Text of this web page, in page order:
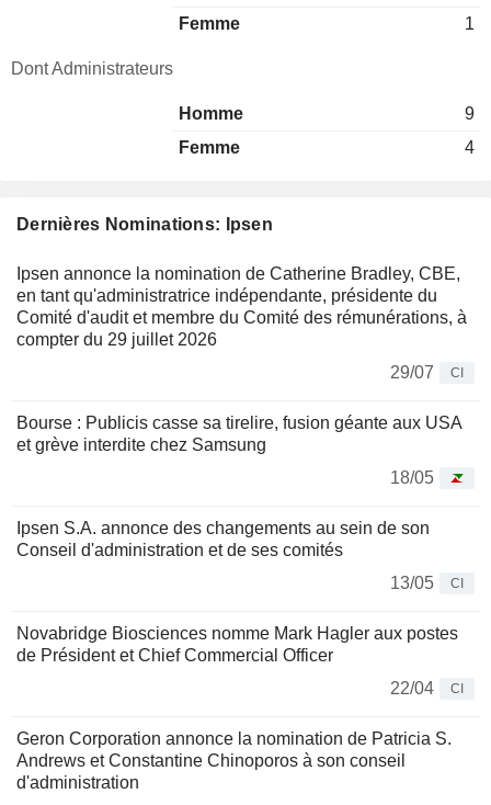
Dernières Nominations: Ipsen
Ipsen annonce la nomination de Catherine Bradley, CBE,
en tant qu'administratrice indépendante, présidente du
Comité d'audit et membre du Comité des rémunérations, à
compter du 29 juillet 2026
29/07
CI
Bourse : Publicis casse sa tirelire, fusion géante aux USA
et grève interdite chez Samsung
18/05
Ipsen S.A. annonce des changements au sein de son
Conseil d'administration et de ses comités
13/05
CI
Novabridge Biosciences nomme Mark Hagler aux postes
de Président et Chief Commercial Officer
22/04
CI
Geron Corporation annonce la nomination de Patricia S.
Andrews et Constantine Chinoporos à son conseil
d'administration
Femme 1
Dont Administrateurs
Homme
9
Femme
4